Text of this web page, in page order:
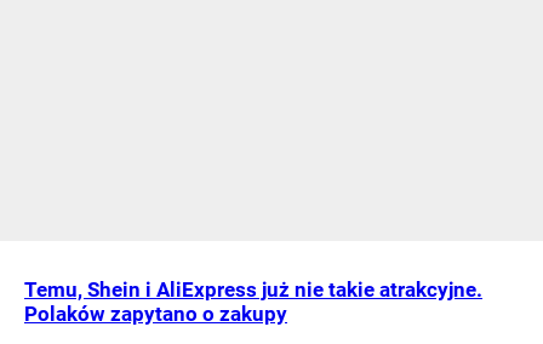
Temu, Shein i AliExpress już nie takie atrakcyjne.
Polaków zapytano o zakupy